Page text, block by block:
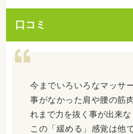
口コミ
今までいろいろなマッサ
事がなかった肩や腰の筋
れまで力を抜く事が出来な
この「緩める」感覚は他